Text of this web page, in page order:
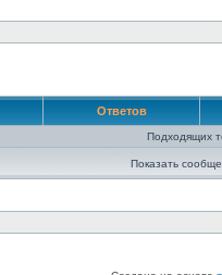
Ответов
Подходящих
Показать